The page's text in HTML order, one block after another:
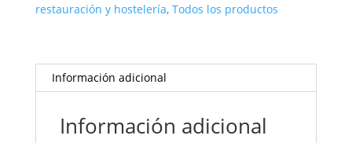
restauración y hostelería, Todos los productos
Información adicional
Información adicional